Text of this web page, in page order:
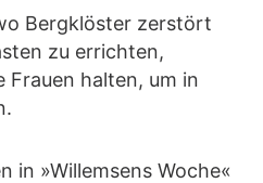
Bergklöster zerstört
zu errichten,
Frauen halten, um in
in »Willemsens Woche«